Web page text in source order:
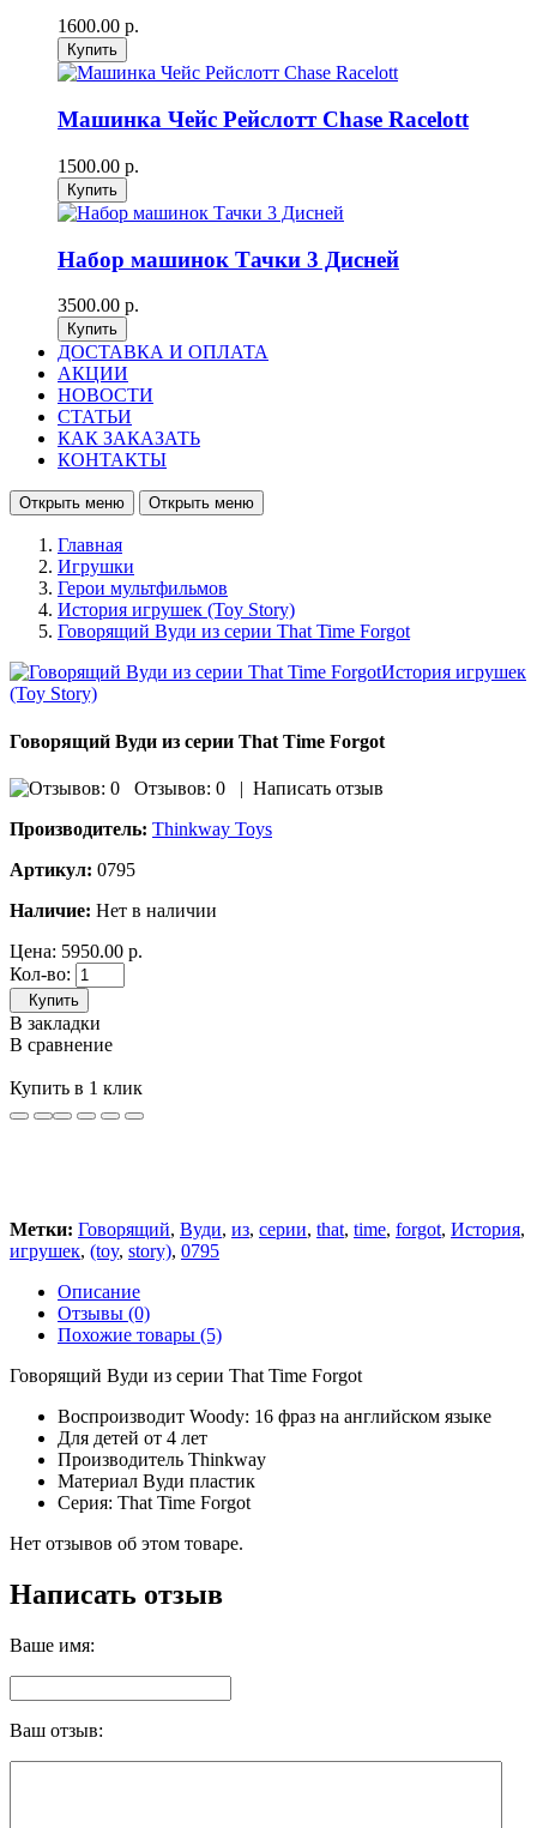
1600.00 р.
Машинка Чейс Рейслотт Chase Racelott
1500.00 р.
Набор машинок Тачки 3 Дисней
3500.00 р.
ДОСТАВКА И ОПЛАТА
АКЦИИ
НОВОСТИ
СТАТЬИ
КАК ЗАКАЗАТЬ
КОНТАКТЫ
Открыть меню Открыть меню
Главная
Игрушки
Герои мультфильмов
История игрушек (Toy Story)
Говорящий Вуди из серии That Time Forgot
Говорящий Вуди из серии That Time Forgot
Отзывов: 0 | Написать отзыв
Производитель: Thinkway Toys
Артикул: 0795
Наличие: Нет в наличии
Цена: 5950.00 р.
Кол-во:
Купить
В закладки
В сравнение
Купить в 1 клик
Метки: Говорящий, Вуди, из, серии, that, time, forgot, История,
игрушек, (toy, story), 0795
Описание
Отзывы (0)
Похожие товары (5)
Говорящий Вуди из серии That Time Forgot
Воспроизводит Woody: 16 фраз на английском языке
Для детей от 4 лет
Производитель Thinkway
Материал Вуди пластик
Серия: That Time Forgot
Нет отзывов об этом товаре.
Написать отзыв
Ваше имя:
Ваш отзыв: